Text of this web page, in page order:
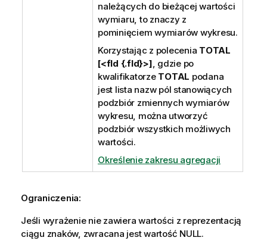
należących do bieżącej wartości
wymiaru, to znaczy z
pominięciem wymiarów wykresu.
Korzystając z polecenia TOTAL
[<fld {.fld}>], gdzie po
kwalifikatorze TOTAL podana
jest lista nazw pól stanowiących
podzbiór zmiennych wymiarów
wykresu, można utworzyć
podzbiór wszystkich możliwych
wartości.
Określenie zakresu agregacji
Ograniczenia:
Jeśli wyrażenie nie zawiera wartości z reprezentacją
ciągu znaków, zwracana jest wartość NULL.